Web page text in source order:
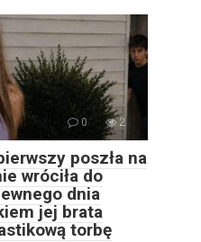
0 2
poszła na
wróciła do
dnia
jej brata
torbę